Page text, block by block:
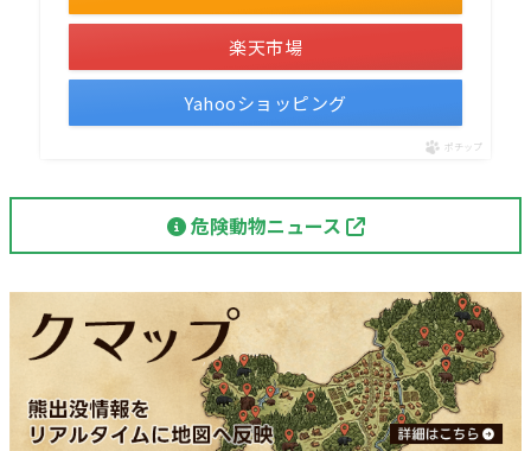
楽天市場
Yahooショッピング
ポチップ
危険動物ニュース